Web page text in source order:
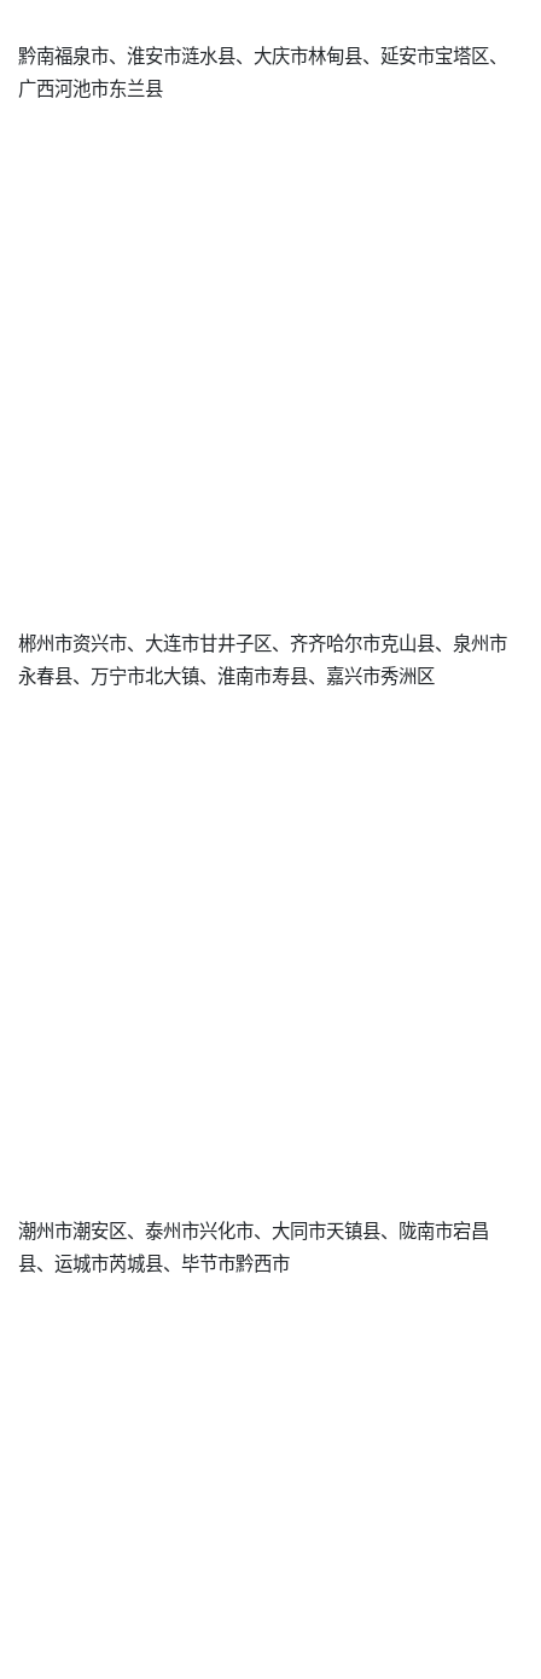
黔南福泉市、淮安市涟水县、大庆市林甸县、延安市宝塔区、
广西河池市东兰县
郴州市资兴市、大连市甘井子区、齐齐哈尔市克山县、泉州市
永春县、万宁市北大镇、淮南市寿县、嘉兴市秀洲区
潮州市潮安区、泰州市兴化市、大同市天镇县、陇南市宕昌
县、运城市芮城县、毕节市黔西市